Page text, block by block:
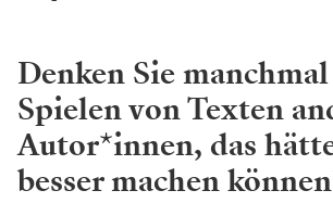
Denken Sie
Spielen von Texten
Autor*innen, das
besser machen